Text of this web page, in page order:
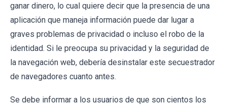
ganar dinero, lo cual quiere decir que la presencia de una
aplicación que maneja información puede dar lugar a
graves problemas de privacidad o incluso el robo de la
identidad. Si le preocupa su privacidad y la seguridad de
la navegación web, debería desinstalar este secuestrador
de navegadores cuanto antes.
Se debe informar a los usuarios de que son cientos los